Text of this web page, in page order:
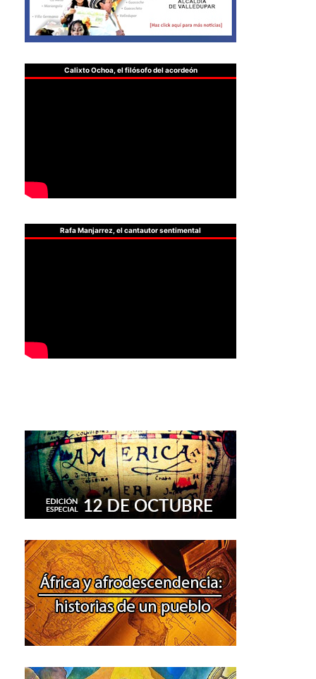
Calixto Ochoa, el filósofo del acordeón
Rafa Manjarrez, el cantautor sentimental